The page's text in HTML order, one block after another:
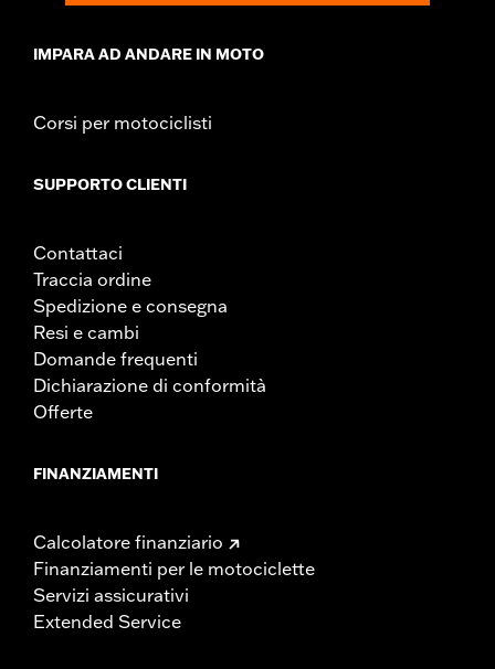
IMPARA AD ANDARE IN MOTO
Corsi per motociclisti
SUPPORTO CLIENTI
Contattaci
Traccia ordine
Spedizione e consegna
Resi e cambi
Domande frequenti
Dichiarazione di conformità
Offerte
FINANZIAMENTI
Calcolatore finanziario
Finanziamenti per le motociclette
Servizi assicurativi
Extended Service